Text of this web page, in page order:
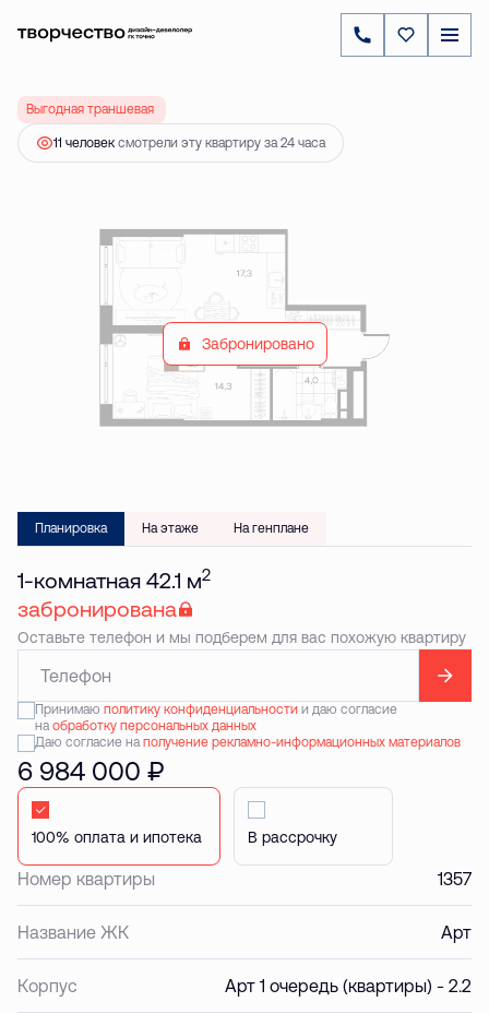
1-комнатная42.1 м 6 984 000 ₽
Выгодная траншевая ипотека!
11 человек смотрели эту квартиру за 24 часа
Забронировано
Планировка На этаже На генплане
1-комнатная 42.1 м2
забронирована
Оставьте телефон и мы подберем для вас похожую квартиру
Принимаю политику конфиденциальностии даю согласие
наобработку персональных данных
Даю согласие наполучение рекламно-информационных материалов
6 984 000 ₽
Стандартная В рассрочку
Номер квартиры 1357
Название ЖК Арт
Корпус Арт 1 очередь (квартиры) - 2.2